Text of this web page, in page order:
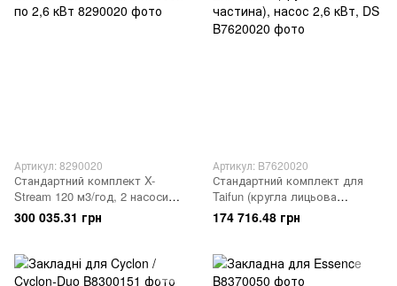
Артикул: 8290020
Стандартний комплект X-
Stream 120 м3/год, 2 насоси
по 2,6 кВт
300 035.31 грн
Артикул: B7620020
Стандартний комплект для
Taifun (кругла лицьова
частина), насос 2,6 кВт, DS
174 716.48 грн